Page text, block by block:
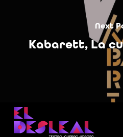
Next
Kabarett, La